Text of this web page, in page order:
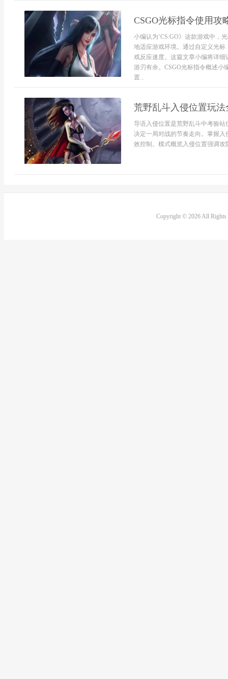
CSGO光标指令使用攻
小编认为‘CS:GO》这款游戏中，
地适应游戏环境。通过自定义光
戏反应速度。这篇文章小编将详
游刃有余。CSGO光标指令概述小
置...
荒野乱斗入侵位置玩法
导语入侵位置是荒野乱斗中考验
决定一局对战的节奏走向。掌握
效控制。模式概览入侵位置强调
Copyright © 2026 All